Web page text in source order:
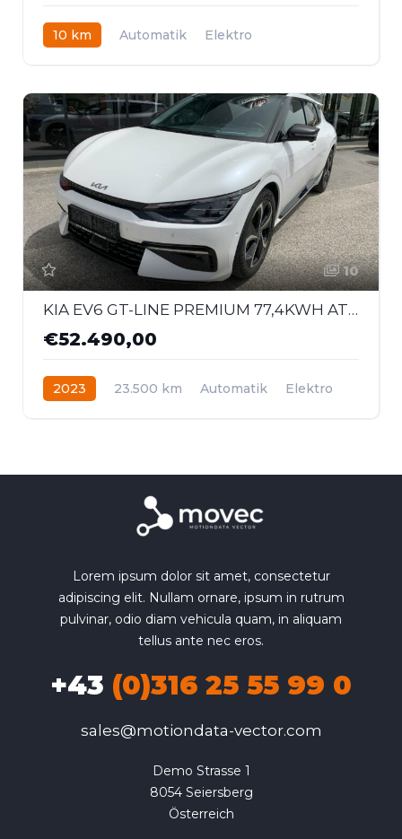
10 km Automatik
Elektro
10
KIA EV6 GT-LINE PREMIUM 77,4KWH AT AWD 326
€52.490,00
2023 23.500 km Automatik
Elektro
Lorem ipsum dolor sit amet, consectetur
adipiscing elit. Nullam ornare, ipsum in rutrum
pulvinar, odio diam vehicula quam, in aliquam
tellus ante nec eros.
+43 (0)316 25 55 99 0
sales@motiondata-vector.com
Demo Strasse 1
8054 Seiersberg
Österreich